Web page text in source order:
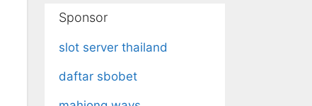
Sponsor
slot server thailand
daftar sbobet